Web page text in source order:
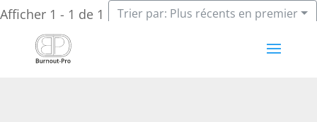
Afficher 1 - 1 de 1 Trier par: Plus récents en premier